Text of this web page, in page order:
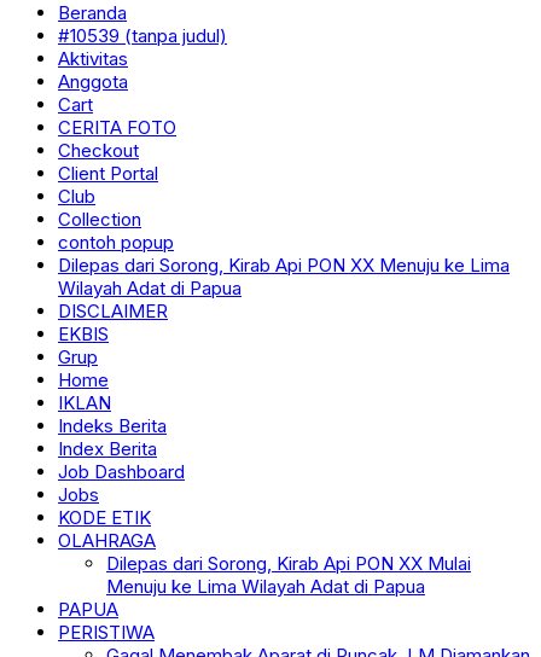
Beranda
#10539 (tanpa judul)
Aktivitas
Anggota
Cart
CERITA FOTO
Checkout
Client Portal
Club
Collection
contoh popup
Dilepas dari Sorong, Kirab Api PON XX Menuju ke Lima
Wilayah Adat di Papua
DISCLAIMER
EKBIS
Grup
Home
IKLAN
Indeks Berita
Index Berita
Job Dashboard
Jobs
KODE ETIK
OLAHRAGA
Dilepas dari Sorong, Kirab Api PON XX Mulai
Menuju ke Lima Wilayah Adat di Papua
PAPUA
PERISTIWA